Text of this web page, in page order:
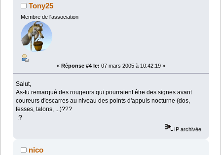
Tony25
Membre de l'association
« Réponse #4 le: 07 mars 2005 à 10:42:19 »
Salut,
As-tu remarqué des rougeurs qui pourraient être des signes avant
coureurs d'escarres au niveau des points d'appuis nocturne (dos,
fesses, talons, ...)???
:?
IP archivée
nico